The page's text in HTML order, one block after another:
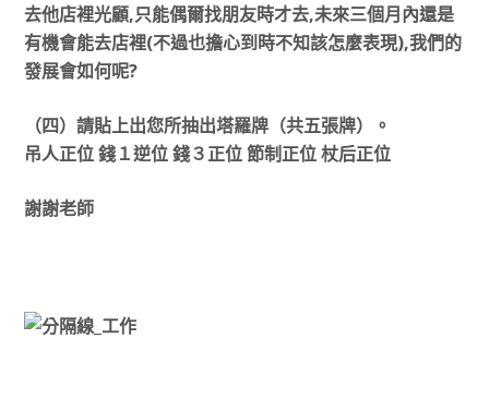
去他店裡光顧,只能偶爾找朋友時才去,未來三個月內還是
有機會能去店裡(不過也擔心到時不知該怎麼表現),我們的
發展會如何呢?
（四）請貼上出您所抽出塔羅牌（共五張牌）。
吊人正位 錢１逆位 錢３正位 節制正位 杖后正位
謝謝老師